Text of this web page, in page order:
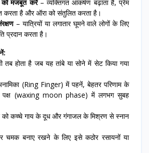
मजबूत करें– व्यक्तिगत आकर्षण बढ़ाता है, प्रेम
करता है और ऑरा को संतुलित करता है।
– यात्रियों या लगातार घूमने वाले लोगों के लिए
प्रदान करता है।
तब होता है जब यह तांबे या सोने में सेट किया गया
(Ring Finger) में पहनें, बेहतर परिणाम के
पक्ष (waxing moon phase) में लगभग सुबह
कच्चे गाय के दूध और गंगाजल के मिश्रण से स्नान
चमक बनाए रखने के लिए इसे कठोर रसायनों या